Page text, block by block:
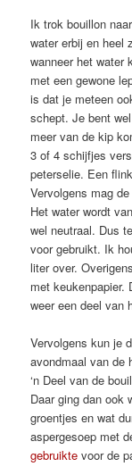
Ik trok bouillon
water erbij en heel
wanneer het water
met een gewone
is dat je meteen
schept. Je bent
meer van de kip
3 of 4 schijfjes
peterselie. Een
Vervolgens mag
Het water wordt
wel neutraal. Dus
voor gebruikt. Ik
liter over.
met keukenpapier.
weer een deel van
Vervolgens kun je
avondmaal van de
‘n Deel van de
Daar ging dan ook
groentjes en wat
aspergesoep met
gebruikte voor de